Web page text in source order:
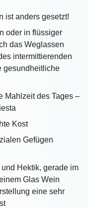
ist anders gesetzt!
oder in flüssiger
das Weglassen
intermittierenden
gesundheitliche
Mahlzeit des Tages –
Kost
Gefügen
Hektik, gerade im
Glas Wein
eine sehr